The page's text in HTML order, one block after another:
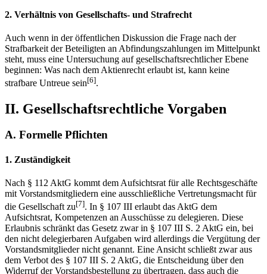
2. Verhältnis von Gesellschafts- und Strafrecht
Auch wenn in der öffentlichen Diskussion die Frage nach der
Strafbarkeit der Beteiligten an Abfindungszahlungen im Mittelpunkt
steht, muss eine Untersuchung auf gesellschaftsrechtlicher Ebene
beginnen: Was nach dem Aktienrecht erlaubt ist, kann keine
strafbare Untreue sein[6].
II. Gesellschaftsrechtliche Vorgaben
A. Formelle Pflichten
1. Zuständigkeit
Nach § 112 AktG kommt dem Aufsichtsrat für alle Rechtsgeschäfte
mit Vorstandsmitgliedern eine ausschließliche Vertretungsmacht für
die Gesellschaft zu[7]. In § 107 III erlaubt das AktG dem
Aufsichtsrat, Kompetenzen an Ausschüsse zu delegieren. Diese
Erlaubnis schränkt das Gesetz zwar in § 107 III S. 2 AktG ein, bei
den nicht delegierbaren Aufgaben wird allerdings die Vergütung der
Vorstandsmitglieder nicht genannt. Eine Ansicht schließt zwar aus
dem Verbot des § 107 III S. 2 AktG, die Entscheidung über den
Widerruf der Vorstandsbestellung zu übertragen, dass auch die